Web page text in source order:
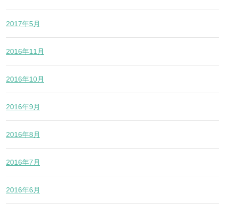
2017年5月
2016年11月
2016年10月
2016年9月
2016年8月
2016年7月
2016年6月